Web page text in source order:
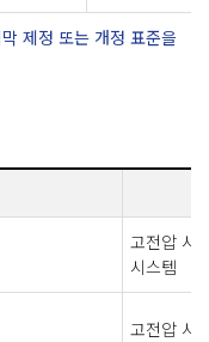
제정 또는 개정 표준을
고전압 시
시스템
고전압 시